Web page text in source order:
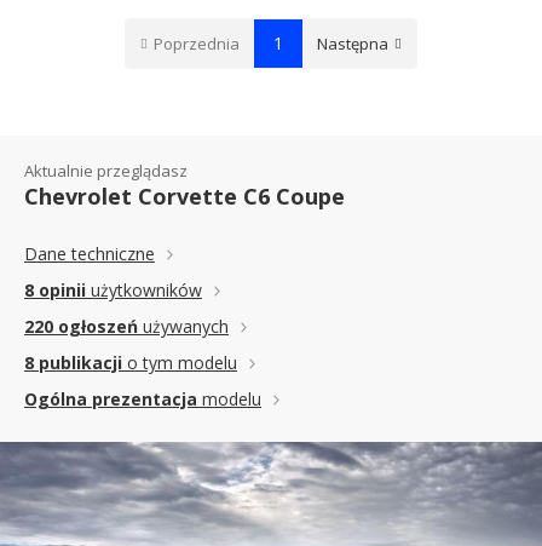
Poprzednia 1 Następna
Aktualnie przeglądasz
Chevrolet Corvette C6 Coupe
Dane techniczne
8 opinii użytkowników
220 ogłoszeń używanych
8 publikacji o tym modelu
Ogólna prezentacja modelu